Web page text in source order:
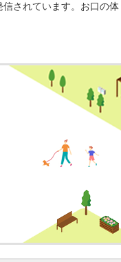
されています。お口の体